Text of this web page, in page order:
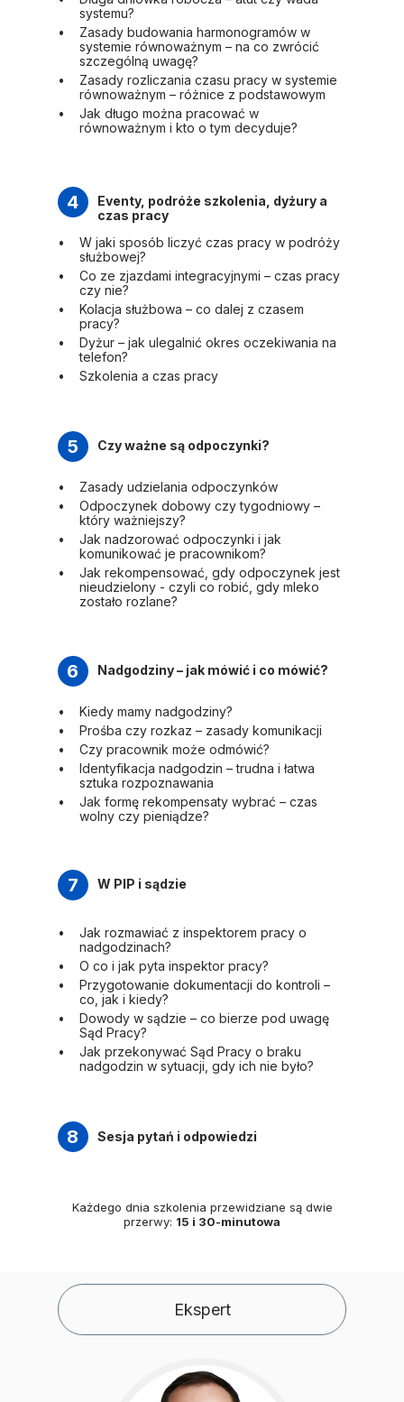
systemu?
Zasady budowania harmonogramów w
systemie równoważnym – na co zwrócić
szczególną uwagę?
Zasady rozliczania czasu pracy w systemie
równoważnym – różnice z podstawowym
Jak długo można pracować w
równoważnym i kto o tym decyduje?
4
Eventy, podróże szkolenia, dyżury a
czas pracy
W jaki sposób liczyć czas pracy w podróży
służbowej?
Co ze zjazdami integracyjnymi – czas pracy
czy nie?
Kolacja służbowa – co dalej z czasem
pracy?
Dyżur – jak ulegalnić okres oczekiwania na
telefon?
Szkolenia a czas pracy
5 Czy ważne są odpoczynki?
Zasady udzielania odpoczynków
Odpoczynek dobowy czy tygodniowy –
który ważniejszy?
Jak nadzorować odpoczynki i jak
komunikować je pracownikom?
Jak rekompensować, gdy odpoczynek jest
nieudzielony - czyli co robić, gdy mleko
zostało rozlane?
6 Nadgodziny – jak mówić i co mówić?
Kiedy mamy nadgodziny?
Prośba czy rozkaz – zasady komunikacji
Czy pracownik może odmówić?
Identyfikacja nadgodzin – trudna i łatwa
sztuka rozpoznawania
Jak formę rekompensaty wybrać – czas
wolny czy pieniądze?
7 W PIP i sądzie
Jak rozmawiać z inspektorem pracy o
nadgodzinach?
O co i jak pyta inspektor pracy?
Przygotowanie dokumentacji do kontroli –
co, jak i kiedy?
Dowody w sądzie – co bierze pod uwagę
Sąd Pracy?
Jak przekonywać Sąd Pracy o braku
nadgodzin w sytuacji, gdy ich nie było?
8 Sesja pytań i odpowiedzi
Każdego dnia szkolenia przewidziane są dwie
przerwy: 15 i 30-minutowa
Ekspert